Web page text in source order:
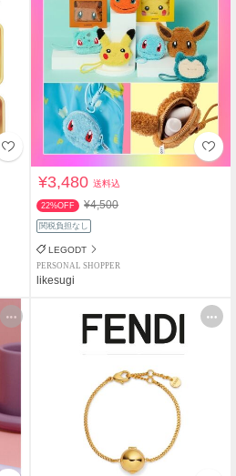
¥3,480送料込
22%OFF ¥4,500
関税負担なし
LEGODT
PERSONAL SHOPPER
likesugi